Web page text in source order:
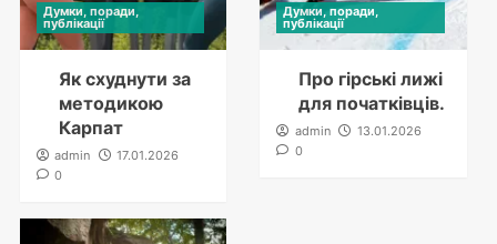
Думки, поради,
публікації
Як схуднути за
методикою
Карпат
admin
17.01.2026
0
Думки, поради,
публікації
Про гірські лижі
для початківців.
admin
13.01.2026
0